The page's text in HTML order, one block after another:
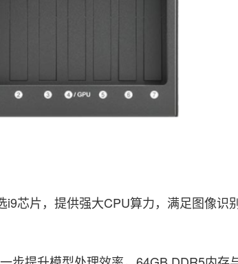
片，提供强大CPU算力，满足图像识